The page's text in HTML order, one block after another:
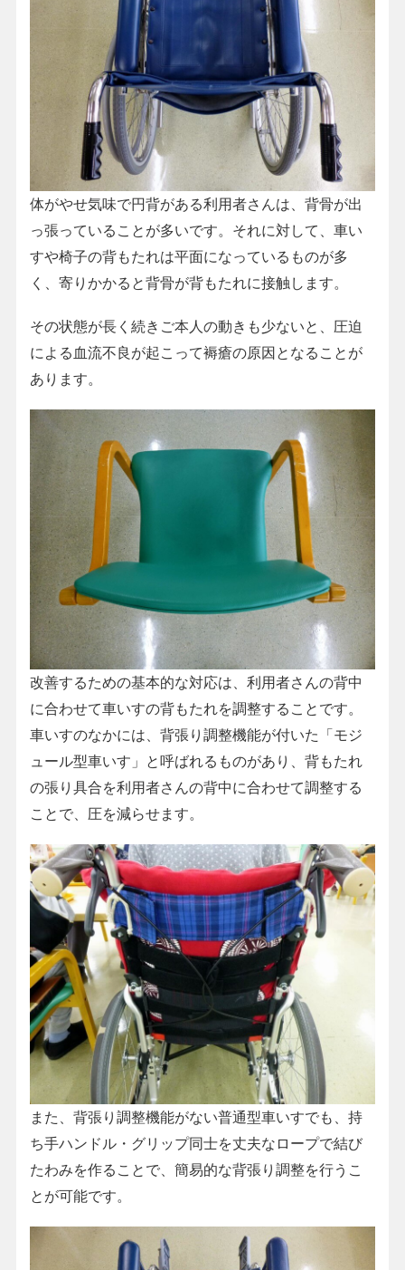
体がやせ気味で円背がある利用者さんは、背骨が出
っ張っていることが多いです。それに対して、車い
すや椅子の背もたれは平面になっているものが多
く、寄りかかると背骨が背もたれに接触します。
その状態が長く続きご本人の動きも少ないと、圧迫
による血流不良が起こって褥瘡の原因となることが
あります。
改善するための基本的な対応は、利用者さんの背中
に合わせて車いすの背もたれを調整することです。
車いすのなかには、背張り調整機能が付いた「モジ
ュール型車いす」と呼ばれるものがあり、背もたれ
の張り具合を利用者さんの背中に合わせて調整する
ことで、圧を減らせます。
また、背張り調整機能がない普通型車いすでも、持
ち手ハンドル・グリップ同士を丈夫なロープで結び
たわみを作ることで、簡易的な背張り調整を行うこ
とが可能です。